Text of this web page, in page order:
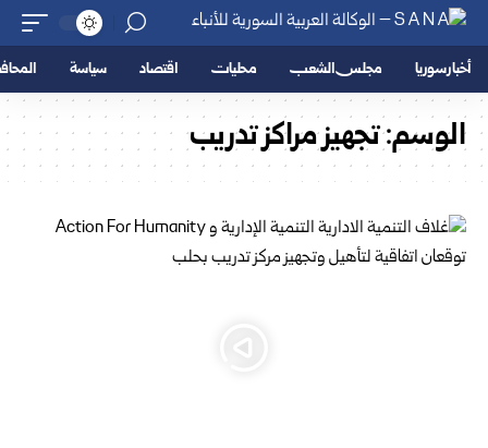
أخبار سوريا مجلس الشعب محليات اقتصاد سياسة
الوسم:تجهيز مراكز تدريب